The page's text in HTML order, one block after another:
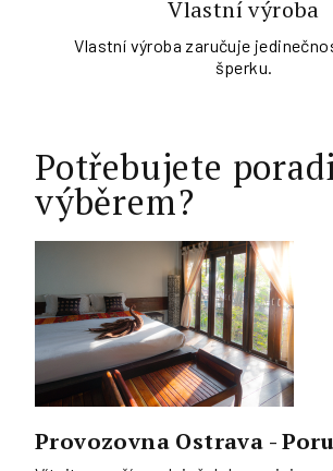
Vlastní výroba
Vlastní výroba zaručuje
šperku.
Potřebujete
výběrem?
Provozovna Ostrava -